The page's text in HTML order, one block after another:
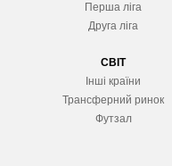
Перша ліга
Друга ліга
СВІТ
Інші країни
Трансферний ринок
Футзал